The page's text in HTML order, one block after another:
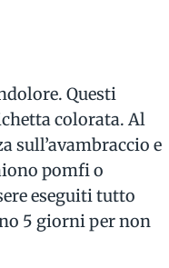
Questi
colorata. Al
sull’avambraccio e
pomfi o
eseguiti tutto
5 giorni per non